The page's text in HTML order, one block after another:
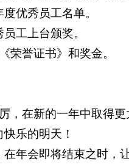
优秀员工名单。
工上台颁奖。
荣誉证书》和奖金。
，在新的一年中取得
乐的明天！
年会即将结束之时，